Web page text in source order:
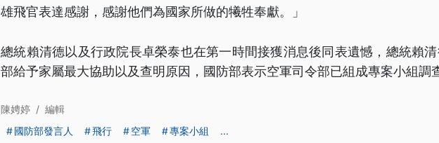
雄飛官表達感謝，感謝他們為國家所做的犧牲奉獻。」
總統賴清德以及行政院長卓榮泰也在第一時間接獲消息後同表遺憾，總統賴
部給予家屬最大協助以及查明原因，國防部表示空軍司令部已組成專案小組調
陳娉婷 / 編輯
國防部發言人
飛行 空軍 專案小組 ...